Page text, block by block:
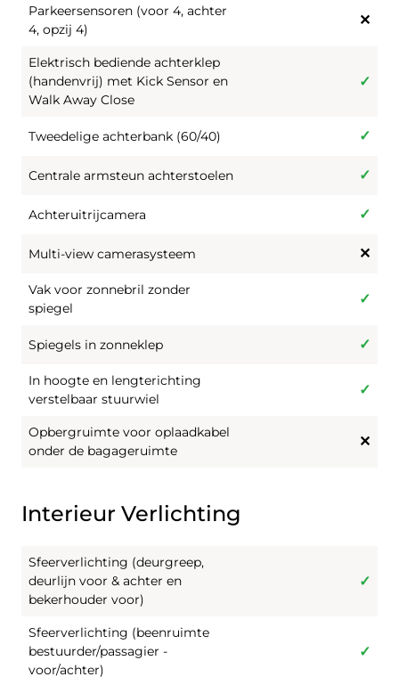
Parkeersensoren (voor 4, achter
4, opzij 4)
Elektrisch bediende achterklep
(handenvrij) met Kick Sensor en
Walk Away Close
Tweedelige achterbank (60/40)
Centrale armsteun achterstoelen
Achteruitrijcamera
Multi-view camerasysteem
Vak voor zonnebril zonder
spiegel
Spiegels in zonneklep
In hoogte en lengterichting
verstelbaar stuurwiel
Opbergruimte voor oplaadkabel
onder de bagageruimte
Interieur Verlichting
Sfeerverlichting (deurgreep,
deurlijn voor & achter en
bekerhouder voor)
Sfeerverlichting (beenruimte
bestuurder/passagier -
voor/achter)